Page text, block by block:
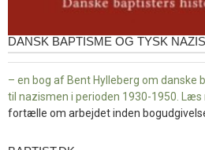
DANSK BAPTISME OG TYSK
– en bog af Bent Hylleberg om danske
til nazismen i perioden 1930-1950. Læs
fortælle om arbejdet inden